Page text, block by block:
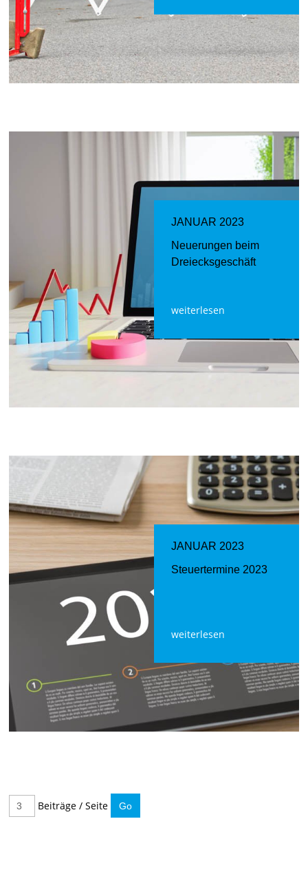
JANUAR 2023
Neuerungen beim
Dreiecksgeschäft
weiterlesen
JANUAR 2023
Steuertermine 2023
weiterlesen
Beiträge / Seite